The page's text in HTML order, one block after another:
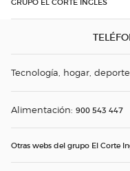
Tecnología, hogar,
Alimentación: 900 543 447
Otras webs del grupo El Corte